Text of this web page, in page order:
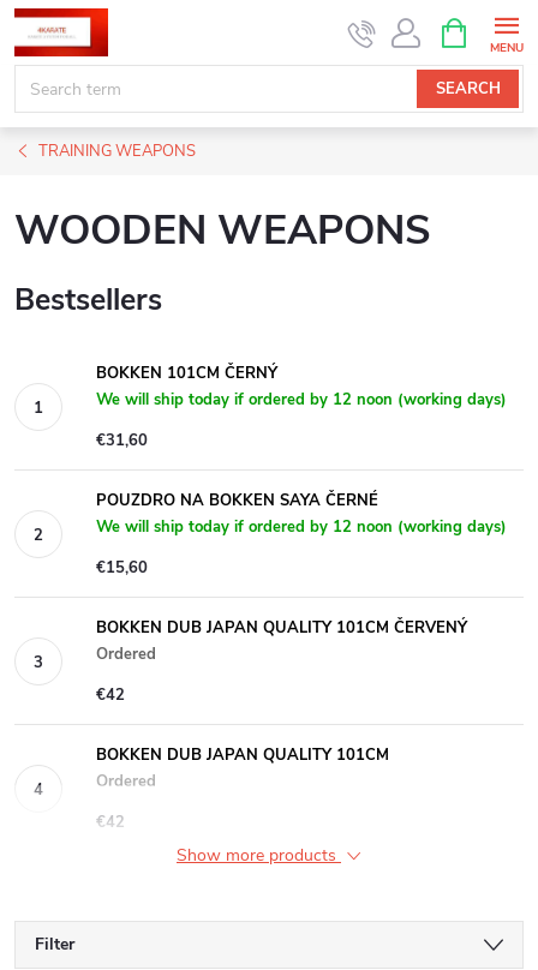
Skip
content
SEARCH
CART
TRAINING WEAPONS
WOODEN WEAPONS
Bestsellers
BOKKEN 101CM ČERNÝ
We will ship today if ordered by 12 noon (working days)
€31,60
POUZDRO NA BOKKEN SAYA ČERNÉ
We will ship today if ordered by 12 noon (working days)
€15,60
BOKKEN DUB JAPAN QUALITY 101CM ČERVENÝ
Ordered
€42
BOKKEN DUB JAPAN QUALITY 101CM
Ordered
€42
Show more products
Filter